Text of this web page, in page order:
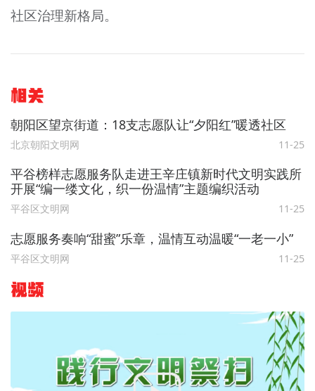
社区治理新格局。
相关
朝阳区望京街道：18支志愿队让“夕阳红”暖透社区
北京朝阳文明网 11-25
平谷榜样志愿服务队走进王辛庄镇新时代文明实践所
开展“编一缕文化，织一份温情”主题编织活动
平谷区文明网 11-25
志愿服务奏响“甜蜜”乐章，温情互动温暖“一老一小”
平谷区文明网 11-25
视频